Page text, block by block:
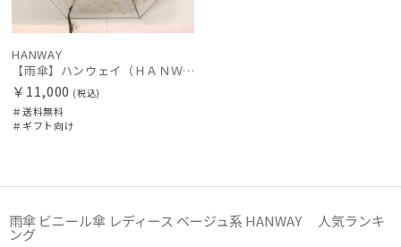
estaa
エスタ
FLO(A)TUS
フロータス
FURLA
Fuwacool®
お気に入り
順
HANWAY
【雨傘】ハンウェイ（ＨＡＮＷＡＹ）Cempasuchil （センパスチル）
￥11,000 (税込)
＃送料無料
＃ギフト向け
雨傘 ビニール傘 レディース ベージュ系 HANWAY 人気ランキ
ング